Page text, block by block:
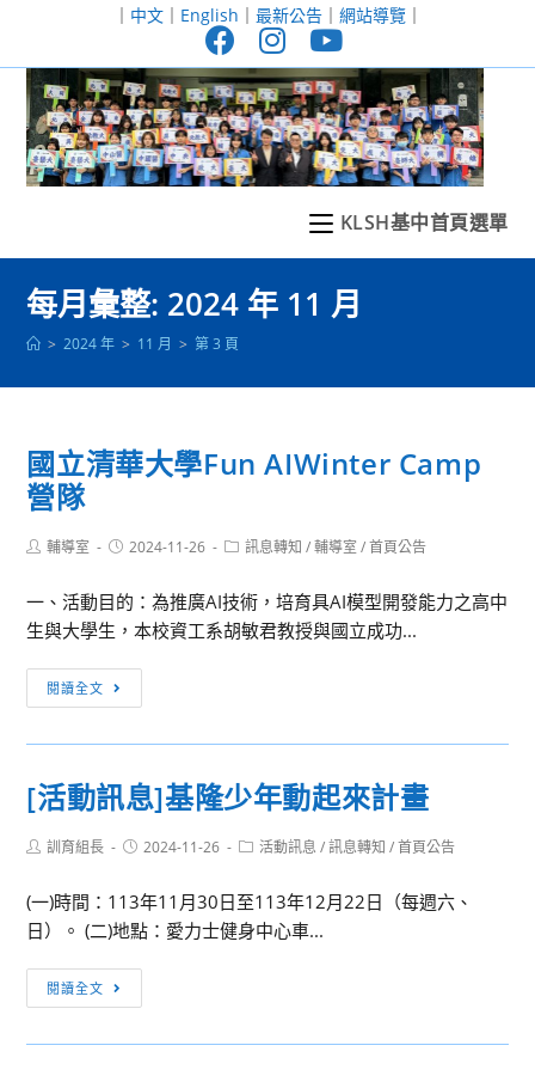
至
｜ 中文｜ English ｜ 最新公告｜ 網站導覽｜
KLSH基中首頁選單
每月彙整: 2024 年 11 月
> 2024 年 > 11 月 > 第 3 頁
國立清華大學Fun AIWinter Camp
營隊
Post輔導室
Post2024-11-26
Post訊息轉知 / 輔導室 / 首頁公告
一、活動目的：為推廣AI技術，培育具AI模型開發能力之高中
生與大學生，本校資工系胡敏君教授與國立成功...
閱讀全文
立
清
大
Fun
Camp
營
隊
[活動訊息]基隆少年動起來計畫
Post訓育組長
Post2024-11-26
Post活動訊息 / 訊息轉知 / 首頁公告
(一)時間：113年11月30日至113年12月22日（每週六、
日）。 (二)地點：愛力士健身中心車...
閱讀全文
動
訊